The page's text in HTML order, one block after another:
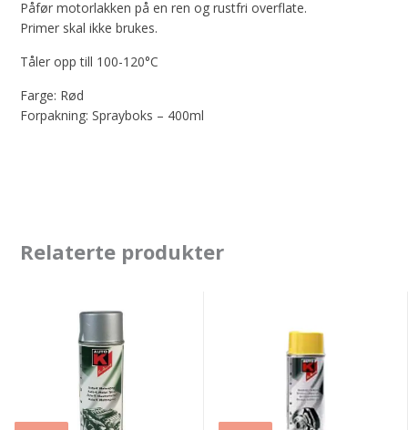
Påfør motorlakken på en ren og rustfri overflate.
Primer skal ikke brukes.
Tåler opp till 100-120°C
Farge: Rød
Forpakning: Sprayboks – 400ml
Relaterte produkter
Motorfarge
Caliperlakk